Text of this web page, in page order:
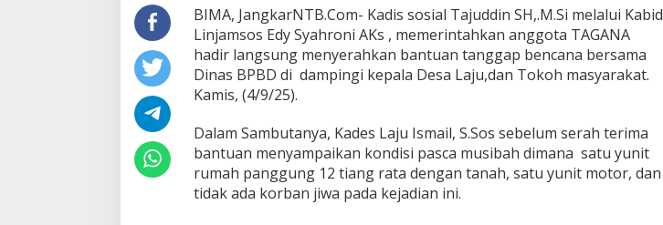
BIMA, JangkarNTB.Com- Kadis sosial Tajuddin SH,.M.Si melalui Kabid
Linjamsos Edy Syahroni AKs , memerintahkan anggota TAGANA
hadir langsung menyerahkan bantuan tanggap bencana bersama
Dinas BPBD di dampingi kepala Desa Laju,dan Tokoh masyarakat.
Kamis, (4/9/25).
Dalam Sambutanya, Kades Laju Ismail, S.Sos sebelum serah terima
bantuan menyampaikan kondisi pasca musibah dimana satu yunit
rumah panggung 12 tiang rata dengan tanah, satu yunit motor, dan
tidak ada korban jiwa pada kejadian ini.